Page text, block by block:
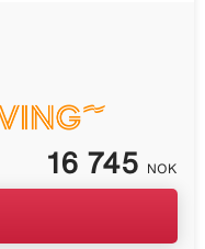
16 745 NOK